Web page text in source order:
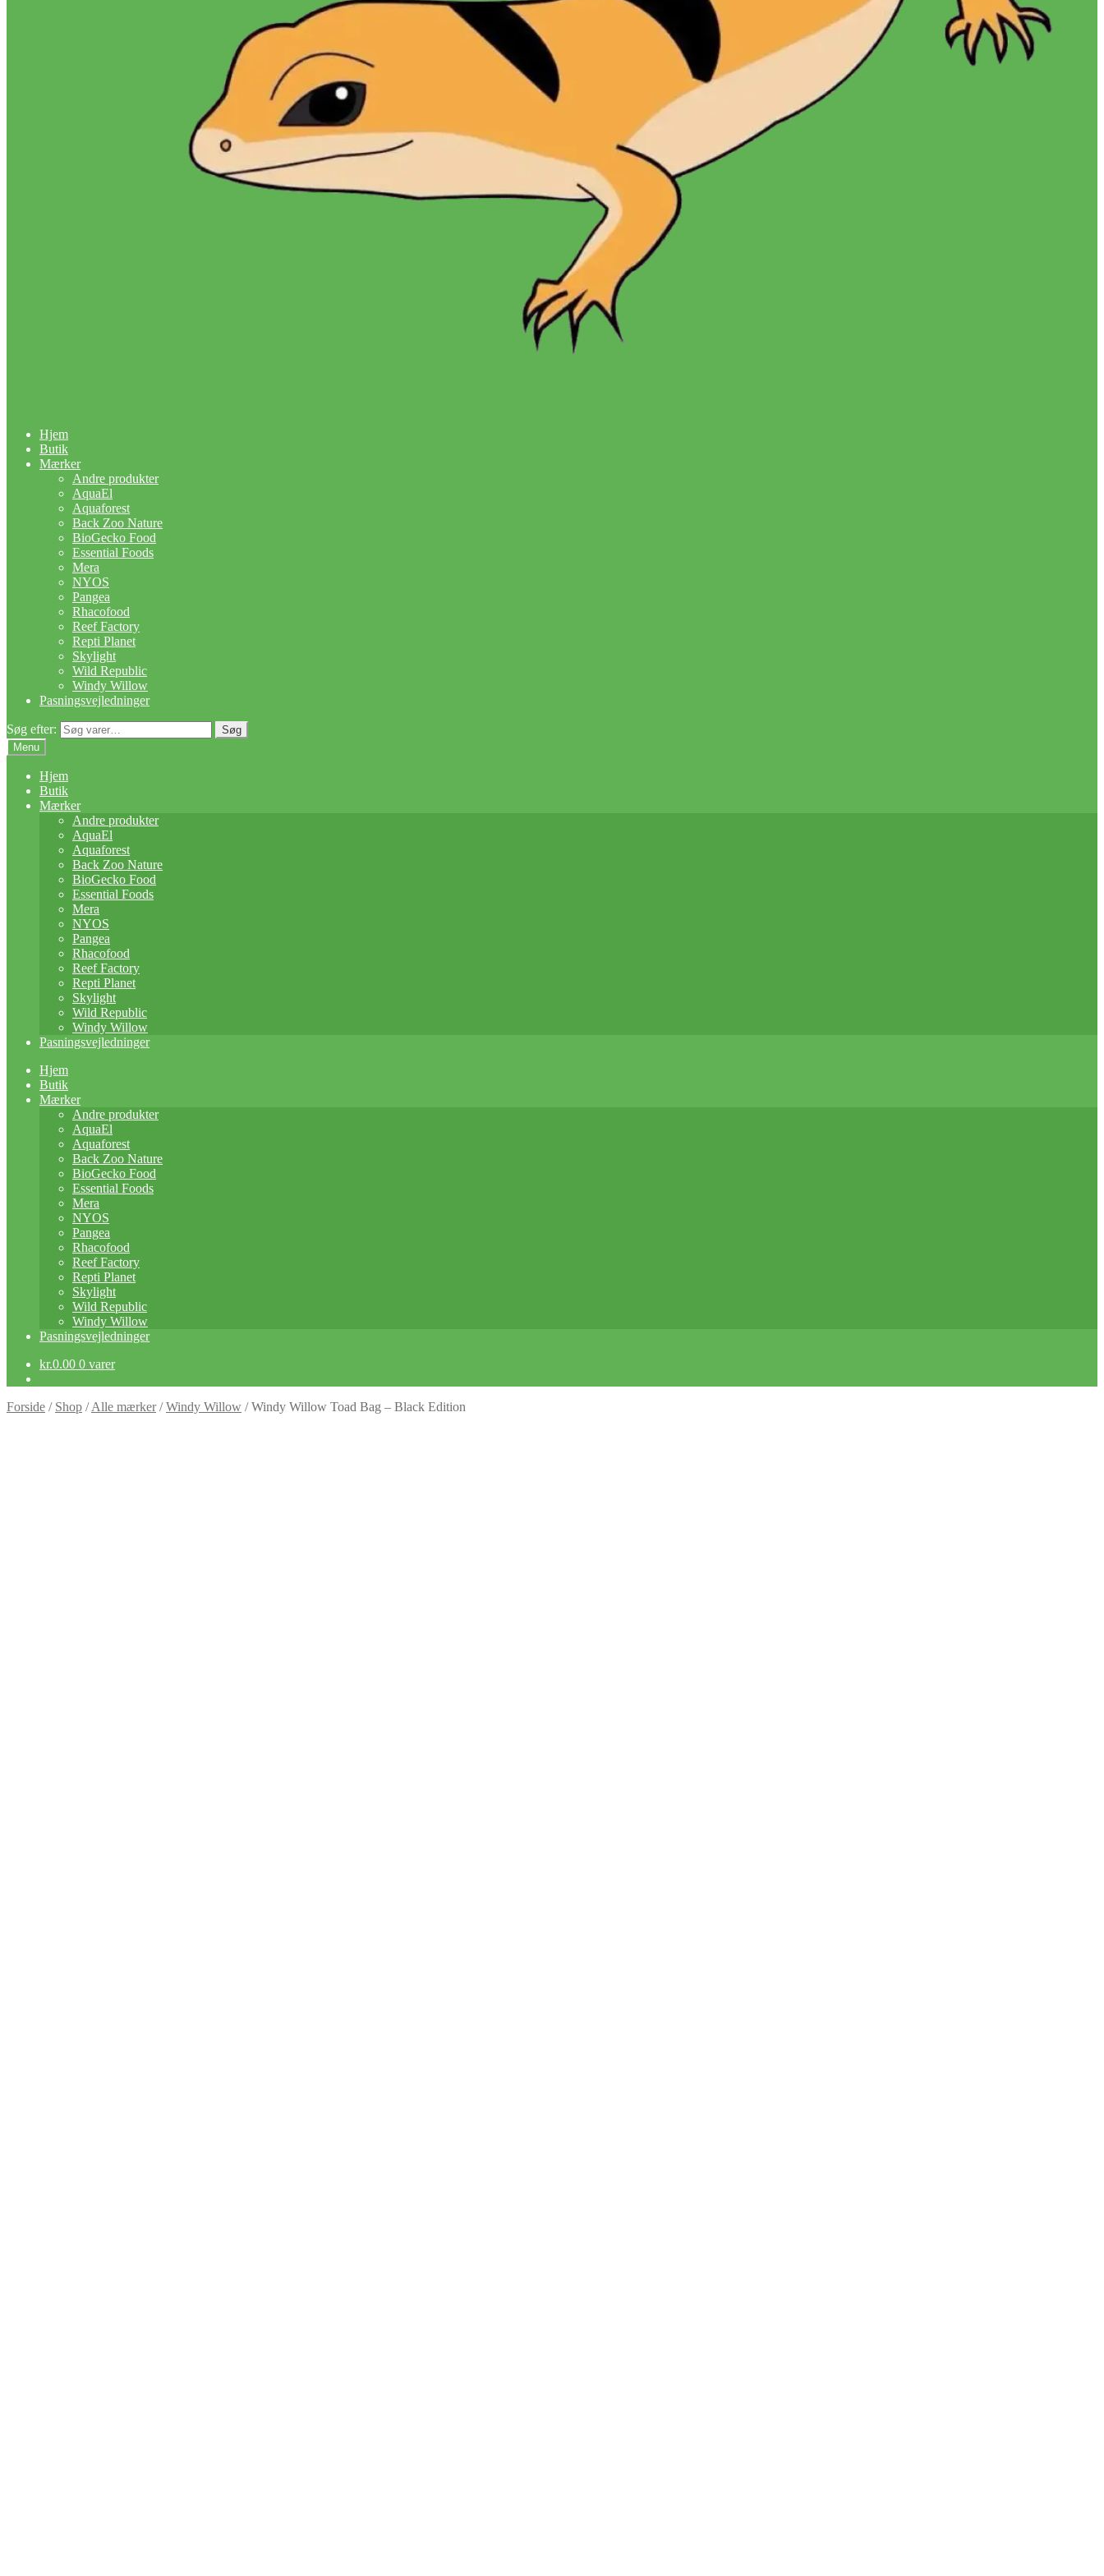
Hjem
Butik
Mærker
Andre produkter
AquaEl
Aquaforest
Back Zoo Nature
BioGecko Food
Essential Foods
Mera
NYOS
Pangea
Rhacofood
Reef Factory
Repti Planet
Skylight
Wild Republic
Windy Willow
Pasningsvejledninger
Søg efter:
Søg
Menu
Hjem
Butik
Mærker
Andre produkter
AquaEl
Aquaforest
Back Zoo Nature
BioGecko Food
Essential Foods
Mera
NYOS
Pangea
Rhacofood
Reef Factory
Repti Planet
Skylight
Wild Republic
Windy Willow
Pasningsvejledninger
Hjem
Butik
Mærker
Andre produkter
AquaEl
Aquaforest
Back Zoo Nature
BioGecko Food
Essential Foods
Mera
NYOS
Pangea
Rhacofood
Reef Factory
Repti Planet
Skylight
Wild Republic
Windy Willow
Pasningsvejledninger
kr.0.00 0 varer
Forside / Shop /Alle mærker/Windy Willow /Windy Willow Toad Bag – Black Edition